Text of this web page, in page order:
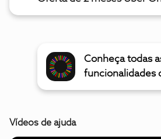
Conheça todas
funcionalidades
Vídeos de ajuda